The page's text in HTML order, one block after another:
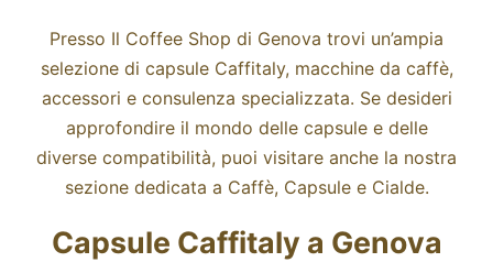
Presso Il Coffee Shop di Genova trovi un’ampia
selezione di capsule Caffitaly, macchine da caffè,
accessori e consulenza specializzata. Se desideri
approfondire il mondo delle capsule e delle
diverse compatibilità, puoi visitare anche la nostra
sezione dedicata a Caffè, Capsule e Cialde.
Capsule Caffitaly a Genova